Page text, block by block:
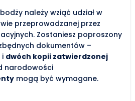
należy wziąć udział w
przeprowadzanej przez
Zostaniesz poproszony
dokumentów –
i dwóch kopii zatwierdzonej
narodowości
mogą być wymagane.